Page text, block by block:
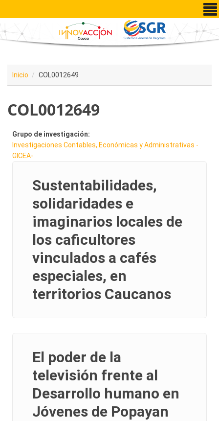
Pasar al contenido principal
Inicio COL0012649
COL0012649
Grupo de investigación:
Investigaciones Contables, Económicas y Administrativas -
GICEA-
Sustentabilidades,
solidaridades e
imaginarios locales de
los caficultores
vinculados a cafés
especiales, en
territorios Caucanos
El poder de la
televisión frente al
Desarrollo humano en
Jóvenes de Popayan